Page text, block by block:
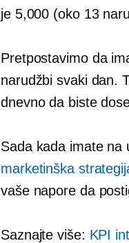
je 5,000 (oko 13
Pretpostavimo da
narudžbi svaki dan.
dnevno da biste
Sada kada imate na
marketinška
vaše napore da
Saznajte više: KPI